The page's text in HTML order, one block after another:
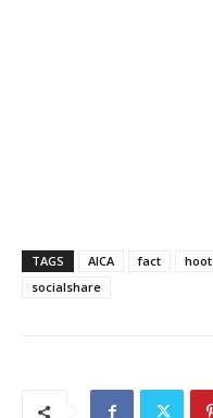
TAGS AICA fact hoot
socialshare